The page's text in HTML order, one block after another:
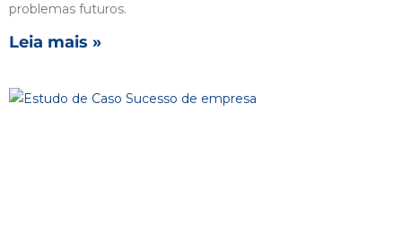
problemas futuros.
Leia mais »